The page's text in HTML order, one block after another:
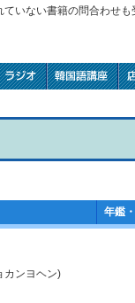
いない書籍の問合わせ
年鑑
カンヨヘン)